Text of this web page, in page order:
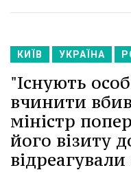
КИЇВ УКРАЇНА
"Існують
вчинити
міністр
його візиту
відреагували